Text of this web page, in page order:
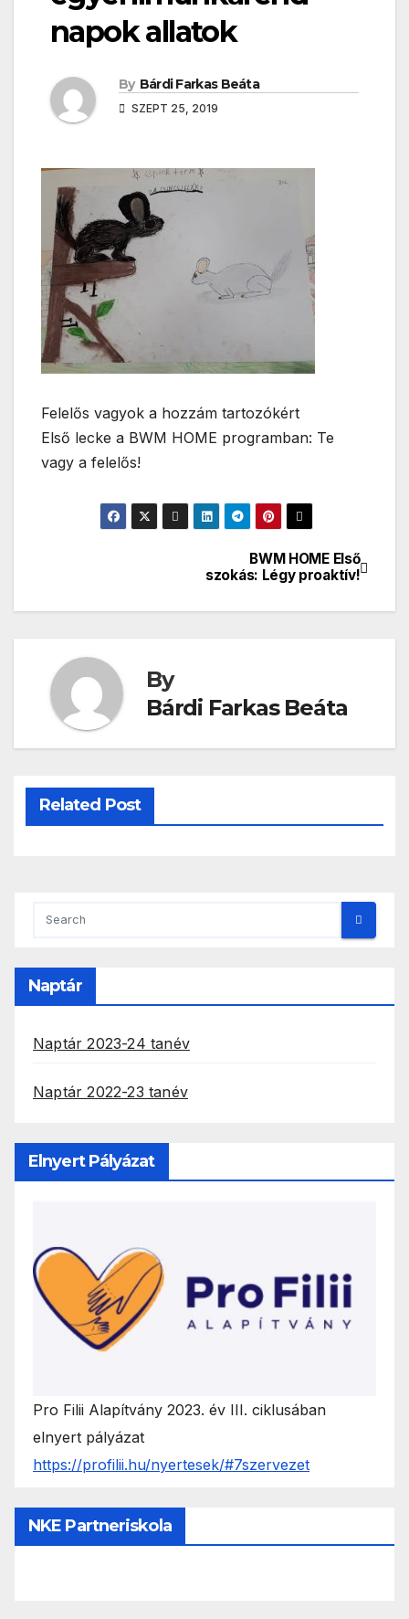
napok allatok
By Bárdi Farkas Beáta
SZEPT 25, 2019
Felelős vagyok a hozzám tartozókért
Első lecke a BWM HOME programban: Te
vagy a felelős!
navigáció
BWM HOME Első
szokás: Légy proaktív!
By
Bárdi Farkas Beáta
Related Post
Naptár
Naptár 2023-24 tanév
Naptár 2022-23 tanév
Elnyert Pályázat
Pro Filii Alapítvány 2023. év III. ciklusában
elnyert pályázat
https://profilii.hu/nyertesek/#7szervezet
NKE Partneriskola